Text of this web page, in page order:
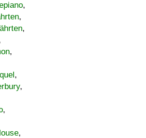
,
,
,
,
,
,
,
,